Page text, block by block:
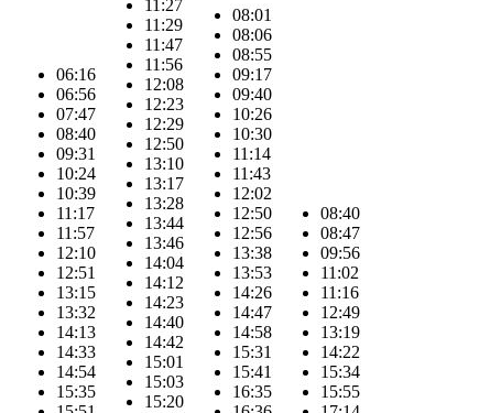
06:16
06:56
07:47
08:40
09:31
10:24
10:39
11:17
11:57
12:10
12:51
13:15
13:32
14:13
14:33
14:54
15:35
11:27
11:29
11:47
11:56
12:08
12:23
12:29
12:50
13:10
13:17
13:28
13:44
13:46
14:04
14:12
14:23
14:40
14:42
15:01
15:03
15:20
08:01
08:06
08:55
09:17
09:40
10:26
10:30
11:14
11:43
12:02
12:50
12:56
13:38
13:53
14:26
14:47
14:58
15:31
15:41
16:35
08:40
08:47
09:56
11:02
11:16
12:49
13:19
14:22
15:34
15:55